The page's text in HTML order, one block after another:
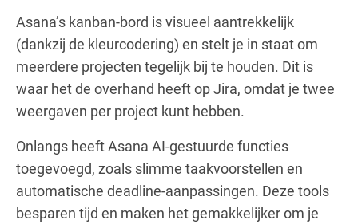
Asana’s kanban-bord is visueel aantrekkelijk
(dankzij de kleurcodering) en stelt je in staat om
meerdere projecten tegelijk bij te houden. Dit is
waar het de overhand heeft op Jira, omdat je twee
weergaven per project kunt hebben.
Onlangs heeft Asana AI-gestuurde functies
toegevoegd, zoals slimme taakvoorstellen en
automatische deadline-aanpassingen. Deze tools
besparen tijd en maken het gemakkelijker om je